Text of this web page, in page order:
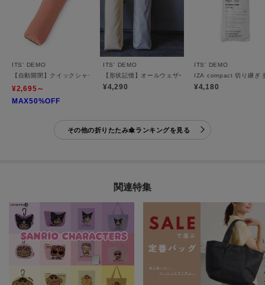
ITS' DEMO
【自動開閉】クイックシャットジャンプ55cm 折りたたみ傘 雨傘
¥2,695～
MAX50%OFF
ITS' DEMO
【形状記憶】オールウェザースマート 折りたたみ傘 晴
¥4,290
ITS' DEMO
IZA compact 切り継ぎ
¥4,180
その他の折りたたみ傘ランキングを見る
関連特集